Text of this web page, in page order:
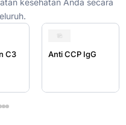
kesehatan Anda secara
C3 Anti CCP IgG